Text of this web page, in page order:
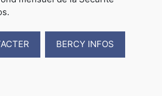
BERCY INFOS